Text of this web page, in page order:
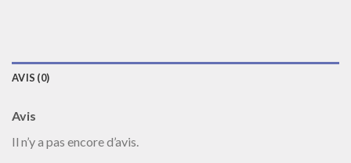
AVIS (0)
Avis
Il n’y a pas encore d’avis.